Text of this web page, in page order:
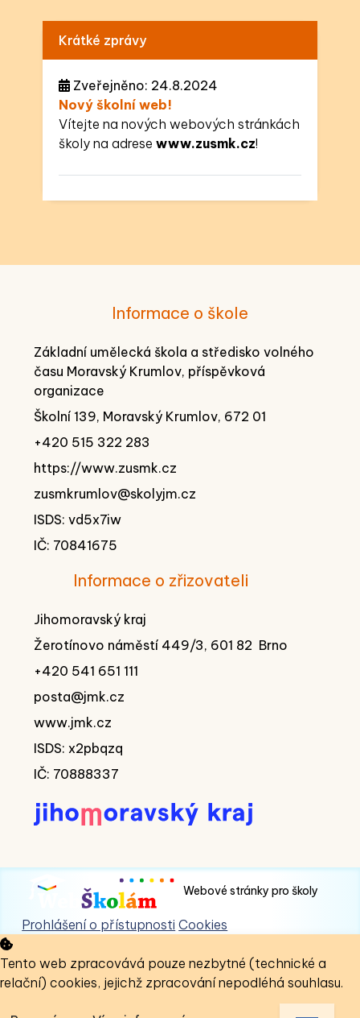
Krátké zprávy
Zveřejněno: 24.8.2024
Nový školní web!
Vítejte na nových webových stránkách
školy na adresewww.zusmk.cz!
Informace o škole
Základní umělecká škola a středisko volného
času Moravský Krumlov, příspěvková
organizace
Školní 139, Moravský Krumlov, 672 01
+420 515 322 283
https://www.zusmk.cz
zusmkrumlov@skolyjm.cz
ISDS: vd5x7iw
IČ: 70841675
Informace o zřizovateli
Jihomoravský kraj
Žerotínovo náměstí 449/3, 601 82 Brno
+420 541 651 111
posta@jmk.cz
www.jmk.cz
ISDS: x2pbqzq
IČ: 70888337
Webové stránky pro školy
Prohlášení o přístupnosti Cookies
Tento web zpracovává pouze nezbytné (technické a
relační) cookies, jejichž zpracování nepodléhá souhlasu.